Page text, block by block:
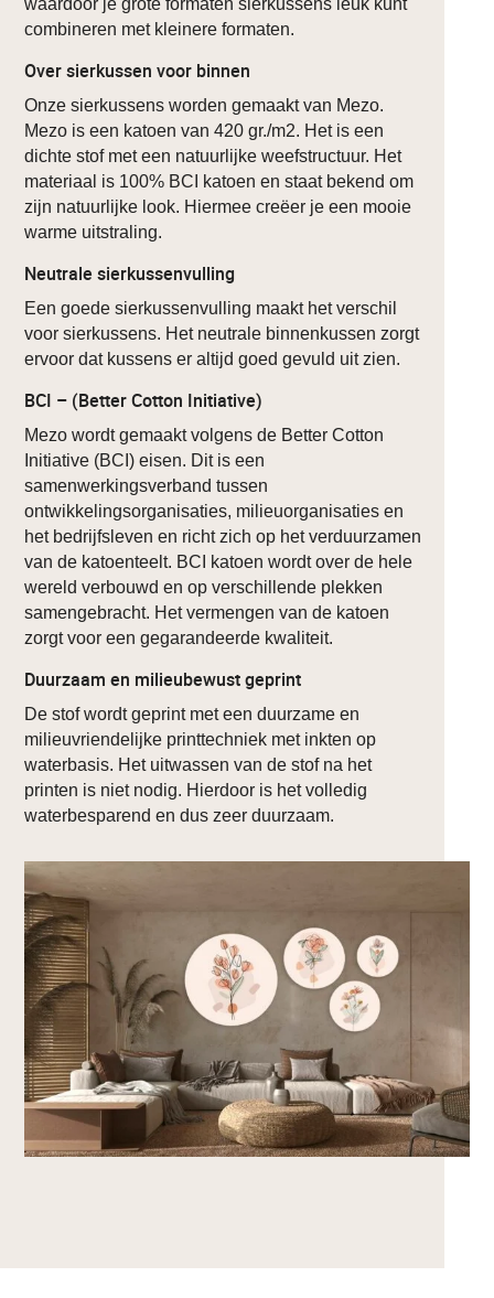
combineren met kleinere formaten.
Over sierkussen voor binnen
Onze sierkussens worden gemaakt van Mezo.
Mezo is een katoen van 420 gr./m2. Het is een
dichte stof met een natuurlijke weefstructuur. Het
materiaal is 100% BCI katoen en staat bekend om
zijn natuurlijke look. Hiermee creëer je een mooie
warme uitstraling.
Neutrale sierkussenvulling
Een goede sierkussenvulling maakt het verschil
voor sierkussens. Het neutrale binnenkussen zorgt
ervoor dat kussens er altijd goed gevuld uit zien.
BCI – (Better Cotton Initiative)
Mezo wordt gemaakt volgens de Better Cotton
Initiative (BCI) eisen. Dit is een
samenwerkingsverband tussen
ontwikkelingsorganisaties, milieuorganisaties en
het bedrijfsleven en richt zich op het verduurzamen
van de katoenteelt. BCI katoen wordt over de hele
wereld verbouwd en op verschillende plekken
samengebracht. Het vermengen van de katoen
zorgt voor een gegarandeerde kwaliteit.
Duurzaam en milieubewust geprint
De stof wordt geprint met een duurzame en
milieuvriendelijke printtechniek met inkten op
waterbasis. Het uitwassen van de stof na het
printen is niet nodig. Hierdoor is het volledig
waterbesparend en dus zeer duurzaam.